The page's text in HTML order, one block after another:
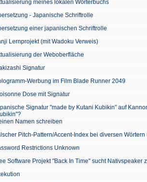
meines lokalen Wörterbuchs
- Japanische Schriftrolle
einer japanischen Schriftrolle
Lernprojekt (mit Wadoku Verweis)
der Weboberfläche
Signatur
Werbung im Film Blade Runner 2049
Dose mit Signatur
Signatur "made by Kutani Kubikin" auf
Namen schreiben
Pitch-Pattern/Accent-Index bei diversen
Restrictions Unknown
Software Projekt "Back In Time" sucht Nativspeaker